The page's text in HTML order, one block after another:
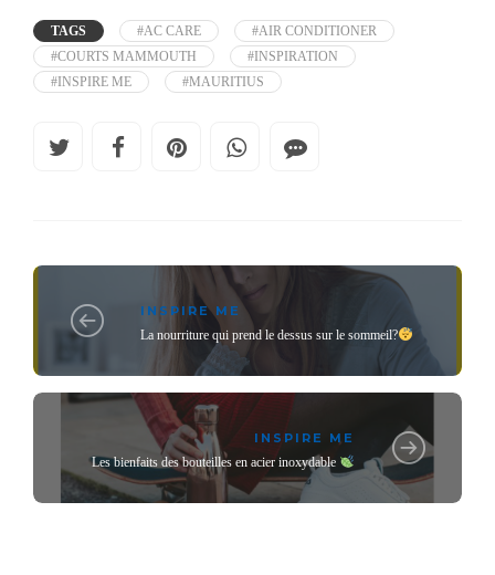
TAGS #AC CARE
#AIR CONDITIONER
#COURTS MAMMOUTH
#INSPIRATION
#INSPIRE ME
#MAURITIUS
INSPIRE ME
La nourriture qui prend le dessus sur le sommeil?
INSPIRE ME
Les bienfaits des bouteilles en acier inoxydable